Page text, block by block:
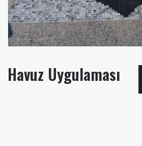
Havuz Uygulaması